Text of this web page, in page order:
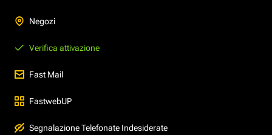
Negozi
Verifica attivazione
Fast Mail
FastwebUP
Segnalazione Telefonate Indesiderate